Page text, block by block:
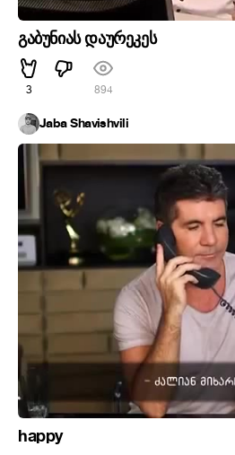
გაბუნიას დაურეკეს
3 894
Jaba Shavishvili
happy